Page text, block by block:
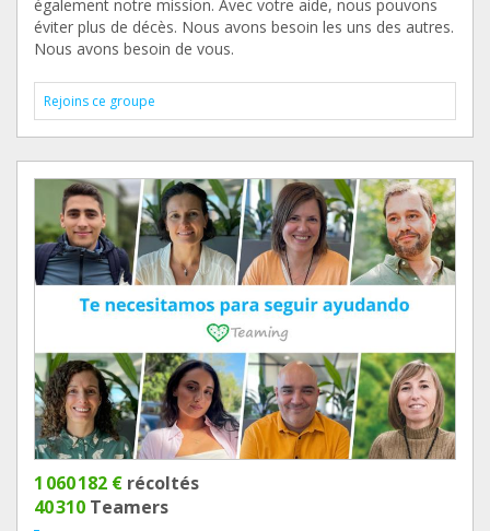
également notre mission. Avec votre aide, nous pouvons
éviter plus de décès. Nous avons besoin les uns des autres.
Nous avons besoin de vous.
Rejoins ce groupe
1 060 182 € récoltés
40 310 Teamers